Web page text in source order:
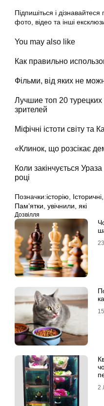
Підпишіться і
фото, відео та інші
You may also like
Как правильно
Фільми, від яких не
Лучшие топ 20
зрителей
Міфічні істоти світу та
«Клинок, що розсікає
Коли закінчується
році
Позначки:історію, Історичні,
Пам’ятки, увічнили, які
Дозвілля
2